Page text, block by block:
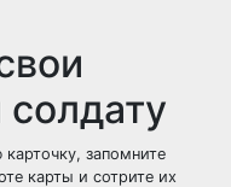
карточку, запомните
карты и сотрите их